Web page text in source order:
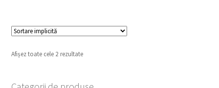
Afișez toate cele 2 rezultate